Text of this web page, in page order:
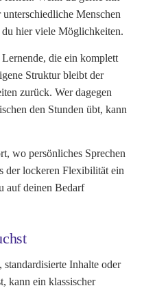
Menschen
hier viele Möglichkeiten.
die ein komplett
Struktur bleibt der
zurück. Wer dagegen
den Stunden übt, kann
wo persönliches Sprechen
der lockeren Flexibilität ein
auf deinen Bedarf
Inhalte oder
kann ein klassischer